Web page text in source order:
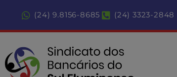
(24) 9.8156-8685 (24) 3323-2848